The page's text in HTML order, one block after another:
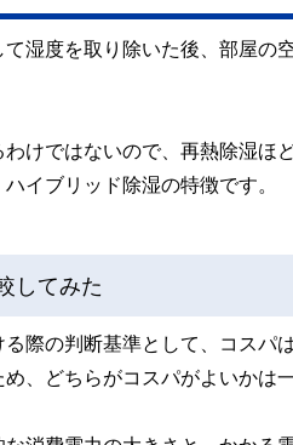
湿度を取り除いた後、部屋の
けではないので、再熱除湿ほ
イブリッド除湿の特徴です。
してみた
際の判断基準として、コスパ
、どちらがコスパがよいかは